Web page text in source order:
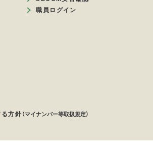
職員ログイン
方針（マイナンバー等取扱規定）